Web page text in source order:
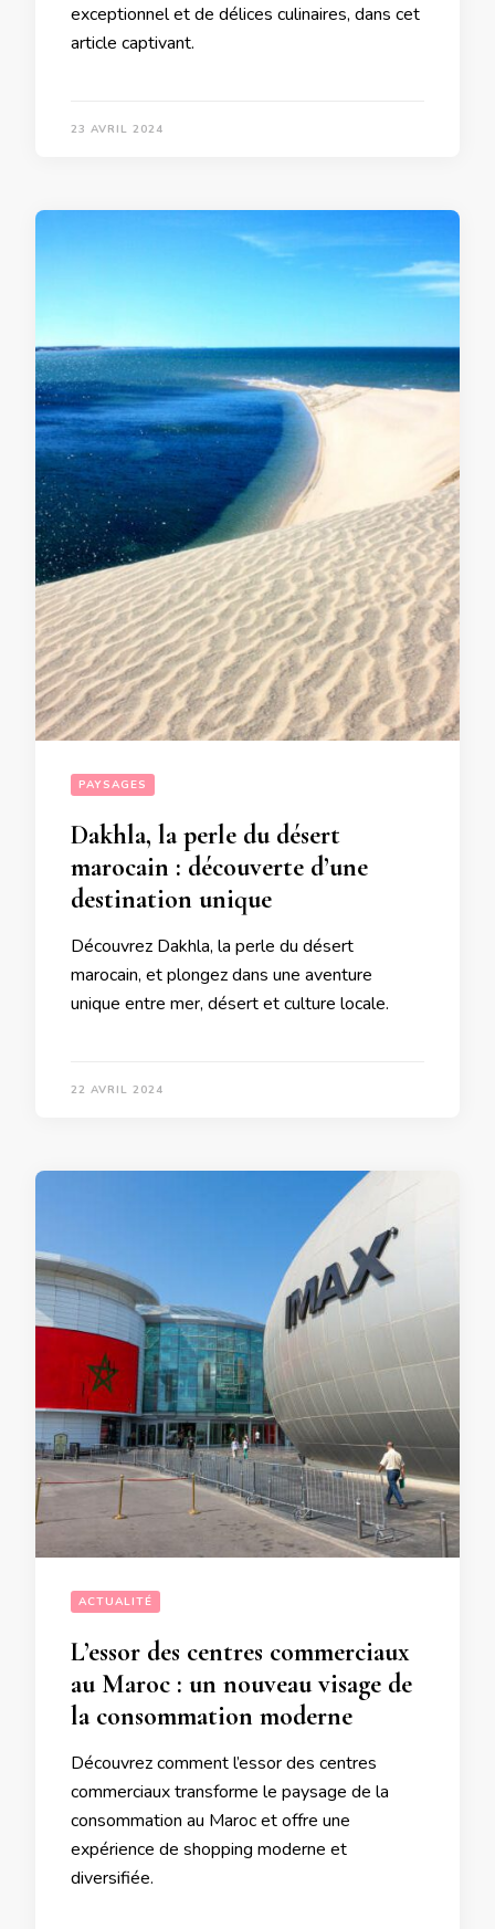
exceptionnel et de délices culinaires, dans cet
article captivant.
23 AVRIL 2024
PAYSAGES
Dakhla, la perle du désert
marocain : découverte d’une
destination unique
Découvrez Dakhla, la perle du désert
marocain, et plongez dans une aventure
unique entre mer, désert et culture locale.
22 AVRIL 2024
ACTUALITÉ
L’essor des centres commerciaux
au Maroc : un nouveau visage de
la consommation moderne
Découvrez comment l’essor des centres
commerciaux transforme le paysage de la
consommation au Maroc et offre une
expérience de shopping moderne et
diversifiée.